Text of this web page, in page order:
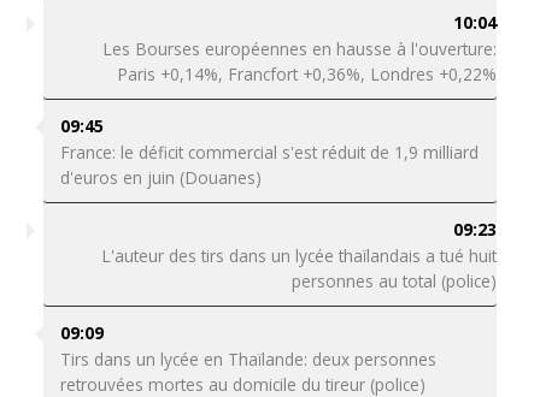
10:04
Les Bourses européennes en hausse à l'ouverture:
Paris +0,14%, Francfort +0,36%, Londres +0,22%
09:45
France: le déficit commercial s'est réduit de 1,9 milliard
d'euros en juin (Douanes)
09:23
L'auteur des tirs dans un lycée thaïlandais a tué huit
personnes au total (police)
09:09
Tirs dans un lycée en Thaïlande: deux personnes
retrouvées mortes au domicile du tireur (police)